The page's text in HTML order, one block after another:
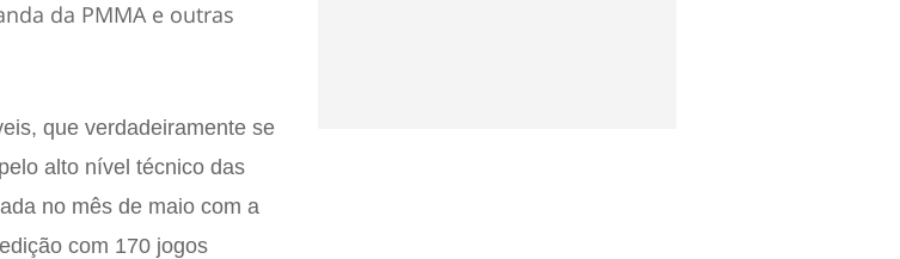
da PMMA e outras
que verdadeiramente se
alto nível técnico das
no mês de maio com a
com 170 jogos